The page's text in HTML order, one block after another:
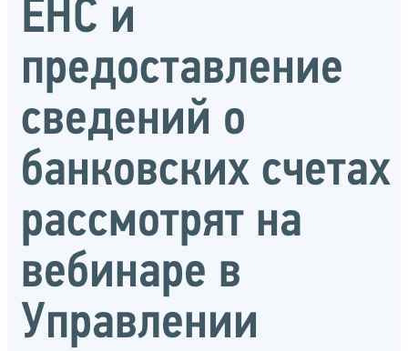
ЕНС и
предоставление
сведений о
банковских счетах
рассмотрят на
вебинаре в
Управлении